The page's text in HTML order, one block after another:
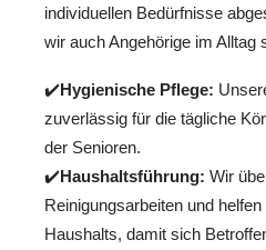
individuellen Bedürfnisse
wir auch Angehörige im Alltag
✔️Hygienische Pflege:
zuverlässig für die tägliche
der Senioren.
✔️Haushaltsführung: Wir
Reinigungsarbeiten und
Haushalts, damit sich